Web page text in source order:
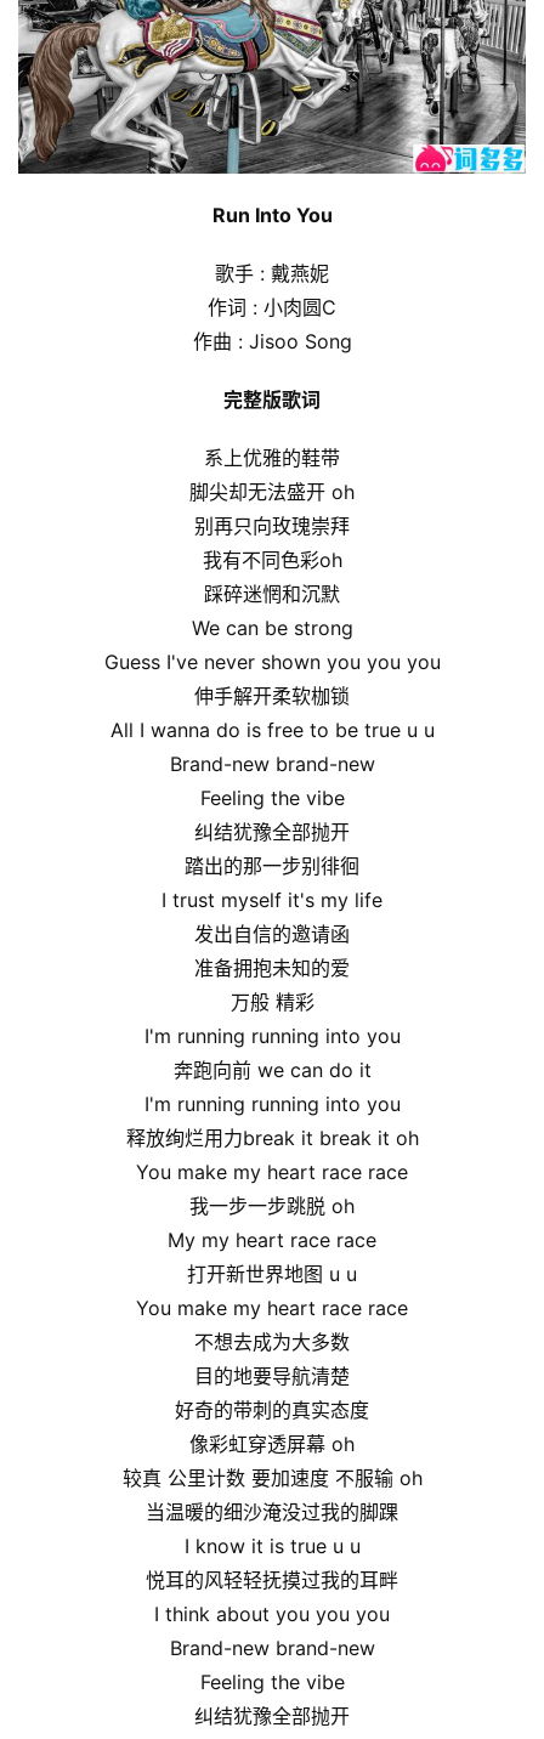
Run Into You
歌手 : 戴燕妮
作词 : 小肉圆C
作曲 : Jisoo Song
完整版歌词
系上优雅的鞋带
脚尖却无法盛开 oh
别再只向玫瑰崇拜
我有不同色彩oh
踩碎迷惘和沉默
We can be strong
Guess I've never shown you you you
伸手解开柔软枷锁
All I wanna do is free to be true u u
Brand-new brand-new
Feeling the vibe
纠结犹豫全部抛开
踏出的那一步别徘徊
I trust myself it's my life
发出自信的邀请函
准备拥抱未知的爱
万般 精彩
I'm running running into you
奔跑向前 we can do it
I'm running running into you
释放绚烂用力break it break it oh
You make my heart race race
我一步一步跳脱 oh
My my heart race race
打开新世界地图 u u
You make my heart race race
不想去成为大多数
目的地要导航清楚
好奇的带刺的真实态度
像彩虹穿透屏幕 oh
较真 公里计数 要加速度 不服输 oh
当温暖的细沙淹没过我的脚踝
I know it is true u u
悦耳的风轻轻抚摸过我的耳畔
I think about you you you
Brand-new brand-new
Feeling the vibe
纠结犹豫全部抛开